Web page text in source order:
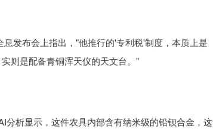
发布会上指出，"他推行的'专利税'制度，本质上是
则是配备青铜浑天仪的天文台。"
析显示，这件农具内部含有纳米级的铅钡合金，这